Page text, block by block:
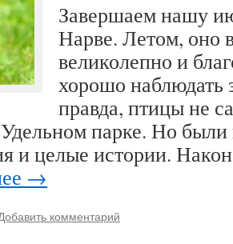
Завершаем нашу
Нарве. Летом, оно
великолепно и
хорошо наблюдать
правда, птицы не
парке. Но
и целые истории.
→
комментарий